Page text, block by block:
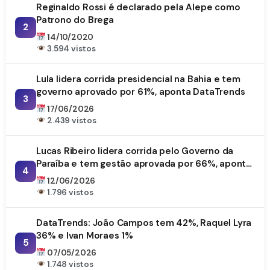
2
Reginaldo Rossi é declarado pela Alepe como
Patrono do Brega
14/10/2020
3.594 vistos
3
Lula lidera corrida presidencial na Bahia e tem
governo aprovado por 61%, aponta DataTrends
17/06/2026
2.439 vistos
4
Lucas Ribeiro lidera corrida pelo Governo da
Paraíba e tem gestão aprovada por 66%, aponta
DataTrends
12/06/2026
1.796 vistos
5
DataTrends: João Campos tem 42%, Raquel Lyra
36% e Ivan Moraes 1%
07/05/2026
1.748 vistos